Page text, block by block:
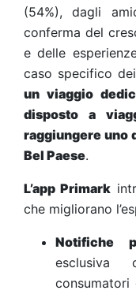
(54%), dagli
conferma del
e delle
caso specifico
un viaggio
disposto a
raggiungere uno
Bel Paese.
L’app Primark
che migliorano
Notifiche
esclusiva